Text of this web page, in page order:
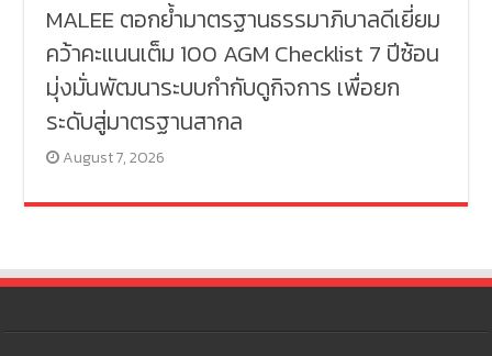
MALEE ตอกย้ำมาตรฐานธรรมาภิบาลดีเยี่ยม
คว้าคะแนนเต็ม 100 AGM Checklist 7 ปีซ้อน
มุ่งมั่นพัฒนาระบบกำกับดูกิจการ เพื่อยก
ระดับสู่มาตรฐานสากล
August 7, 2026